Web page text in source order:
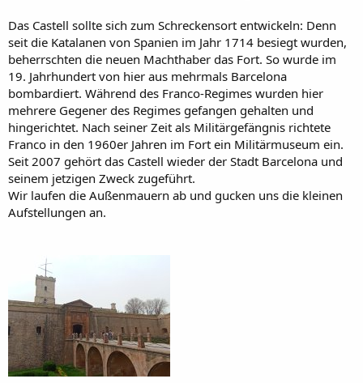
Das Castell sollte sich zum Schreckensort entwickeln: Denn
seit die Katalanen von Spanien im Jahr 1714 besiegt wurden,
beherrschten die neuen Machthaber das Fort. So wurde im
19. Jahrhundert von hier aus mehrmals Barcelona
bombardiert. Während des Franco-Regimes wurden hier
mehrere Gegener des Regimes gefangen gehalten und
hingerichtet. Nach seiner Zeit als Militärgefängnis richtete
Franco in den 1960er Jahren im Fort ein Militärmuseum ein.
Seit 2007 gehört das Castell wieder der Stadt Barcelona und
seinem jetzigen Zweck zugeführt.
Wir laufen die Außenmauern ab und gucken uns die kleinen
Aufstellungen an.